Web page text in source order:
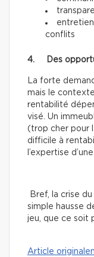
conflits
4. Des
La forte
mais le
rentabilité
visé. Un
(trop cher pour
difficile à
l’expertise
Bref, la crise
simple hausse
jeu, que ce soit
Article